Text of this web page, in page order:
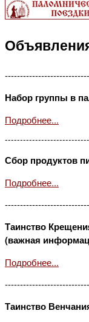
Набор группы в
Подробнее...
Сбор продуктов
Подробнее...
Таинство
(важная
Подробнее...
Таинство